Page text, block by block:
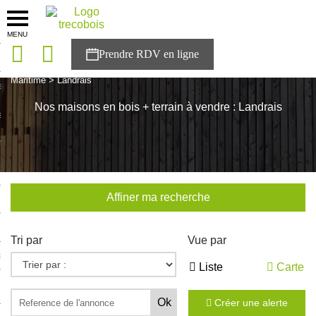
MENU
solutions
Trecobois
à NESTOR
Maritime>Landrais
Nos maisons en bois + terrain à vendre : Landrais
Affiner ma recherche
Tri par Vue par
Liste Carte
Créer une alerte